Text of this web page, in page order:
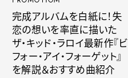
完成アルバムを白紙に！失
恋の想いを率直に描いた
ザ・キッド・ラロイ最新作『ビ
フォー・アイ・フォーゲット』
を解説＆おすすめ曲紹介